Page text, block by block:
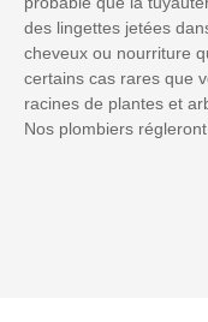
des lingettes jetées
cheveux ou nourriture
certains cas rares que
racines de plantes et
Nos plombiers